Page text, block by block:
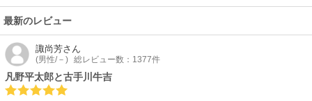
最新のレビュー
諏尚芳さん
(男性/－) 総レビュー数：1377件
凡野平太郎と古手川牛吉